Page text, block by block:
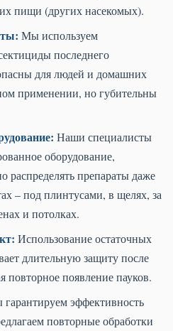
пищи (других насекомых).
Мы используем
последнего
для людей и домашних
применении, но губительны
Наши специалисты
оборудование,
распределять препараты даже
– под плинтусами, в щелях, за
и потолках.
Использование остаточных
длительную защиту после
повторное появление пауков.
эффективность
повторные обработки